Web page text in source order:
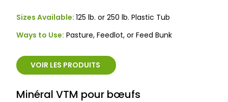
Sizes Available: 125 lb. or 250 lb. Plastic Tub
Ways to Use: Pasture, Feedlot, or Feed Bunk
VOIR LES PRODUITS
Minéral VTM pour bœufs